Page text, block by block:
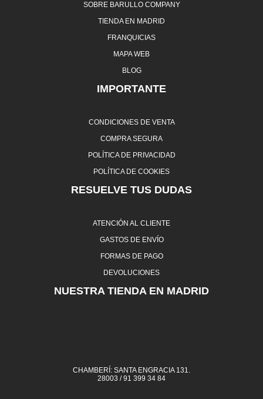
SOBRE BARULLO COMPANY
TIENDA EN MADRID
FRANQUICIAS
MAPA WEB
BLOG
IMPORTANTE
CONDICIONES DE VENTA
COMPRA SEGURA
POLÍTICA DE PRIVACIDAD
POLÍTICA DE COOKIES
RESUELVE TUS DUDAS
ATENCIÓN AL CLIENTE
GASTOS DE ENVÍO
FORMAS DE PAGO
DEVOLUCIONES
NUESTRA TIENDA EN MADRID
CHAMBERÍ: SANTA ENGRACIA 131.
28003 / 91 399 34 84